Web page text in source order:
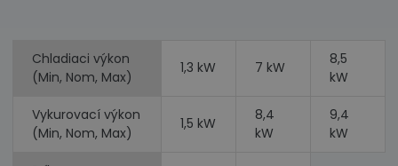
Chladiaci výkon
(Min, Nom, Max)
1,3 kW 7 kW
8,5
kW
Vykurovací výkon
(Min, Nom, Max)
1,5 kW
8,4
kW
9,4
kW